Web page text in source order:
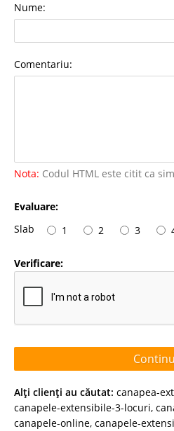
Nume:
Comentariu:
Nota: Codul HTML este citit ca
Evaluare:
Slab
1 2 3
Verificare:
Alţi clienţi au căutat: canapea-
canapele-extensibile-3-locuri,
canapele-online, canapele-